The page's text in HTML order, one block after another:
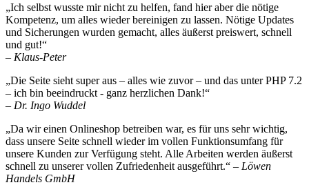
„Ich selbst wusste mir nicht zu helfen, fand hier aber die nötige
Kompetenz, um alles wieder bereinigen zu lassen. Nötige Updates
und Sicherungen wurden gemacht, alles äußerst preiswert, schnell
und gut!“
– Klaus-Peter
„Die Seite sieht super aus – alles wie zuvor – und das unter PHP 7.2
– ich bin beeindruckt - ganz herzlichen Dank!“
– Dr. Ingo Wuddel
„Da wir einen Onlineshop betreiben war, es für uns sehr wichtig,
dass unsere Seite schnell wieder im vollen Funktionsumfang für
unsere Kunden zur Verfügung steht. Alle Arbeiten werden äußerst
schnell zu unserer vollen Zufriedenheit ausgeführt.“ – Löwen
Handels GmbH